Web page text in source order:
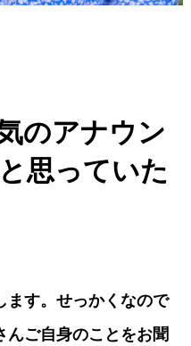
のアナウン
思っていた
す。せっかくなので
んご自身のことをお聞